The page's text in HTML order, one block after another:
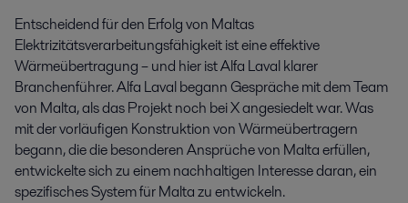
Entscheidend für den Erfolg von Maltas
Elektrizitätsverarbeitungsfähigkeit ist eine effektive
Wärmeübertragung – und hier ist Alfa Laval klarer
Branchenführer. Alfa Laval begann Gespräche mit dem Team
von Malta, als das Projekt noch bei X angesiedelt war. Was
mit der vorläufigen Konstruktion von Wärmeübertragern
begann, die die besonderen Ansprüche von Malta erfüllen,
entwickelte sich zu einem nachhaltigen Interesse daran, ein
spezifisches System für Malta zu entwickeln.